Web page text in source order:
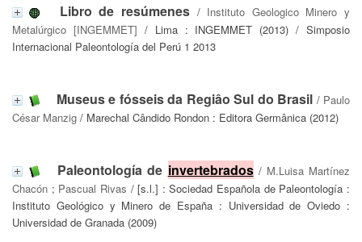
Libro de resúmenes/ Instituto Geologico Minero y
Metalúrgico [INGEMMET] / Lima : INGEMMET (2013) / Simposio
Internacional Paleontología del Perú 1 2013
Museus e fósseis da Regiâo Sul do Brasil / Paulo
César Manzig / Marechal Cândido Rondon : Editora Germânica (2012)
Paleontología de invertebrados/ M.Luisa Martínez
Chacón ; Pascual Rivas / [s.l.] : Sociedad Española de Paleontología :
Instituto Geológico y Minero de España : Universidad de Oviedo :
Universidad de Granada (2009)